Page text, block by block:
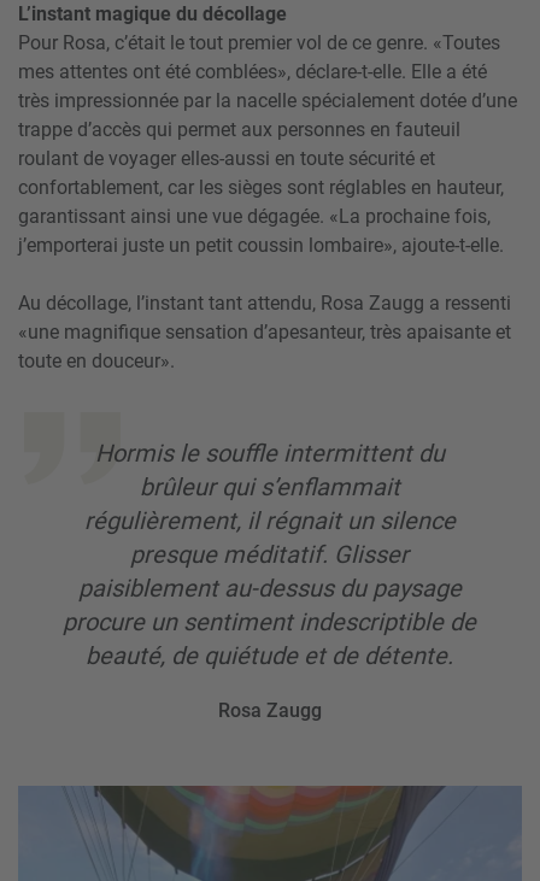
L’instant magique du décollage
Pour Rosa, c’était le tout premier vol de ce genre. «Toutes
mes attentes ont été comblées», déclare-t-elle. Elle a été
très impressionnée par la nacelle spécialement dotée d’une
trappe d’accès qui permet aux personnes en fauteuil
roulant de voyager elles-aussi en toute sécurité et
confortablement, car les sièges sont réglables en hauteur,
garantissant ainsi une vue dégagée. «La prochaine fois,
j’emporterai juste un petit coussin lombaire», ajoute-t-elle.
Au décollage, l’instant tant attendu, Rosa Zaugg a ressenti
«une magnifique sensation d’apesanteur, très apaisante et
toute en douceur».
Hormis le souffle intermittent du
brûleur qui s’enflammait
régulièrement, il régnait un silence
presque méditatif. Glisser
paisiblement au-dessus du paysage
procure un sentiment indescriptible de
beauté, de quiétude et de détente.
Rosa Zaugg